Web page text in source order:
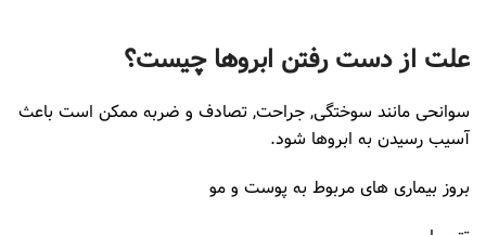
علت از دست رفتن ابروها چیست؟
سوانحی مانند سوختگی, جراحت, تصادف و ضربه ممکن است باعث
آسیب رسیدن به ابروها شود.
بروز بیماری های مربوط به پوست و مو